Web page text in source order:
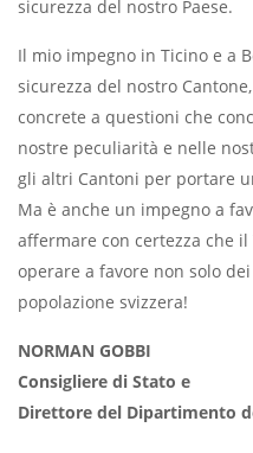
sicurezza del nostro Paese.
Il mio impegno in Ticino e a
sicurezza del nostro
concrete a questioni che
nostre peculiarità e nelle
gli altri Cantoni per portare
Ma è anche un impegno a
affermare con certezza che il
operare a favore non solo
popolazione svizzera!
NORMAN GOBBI
Consigliere di Stato e
Direttore del Dipartimento